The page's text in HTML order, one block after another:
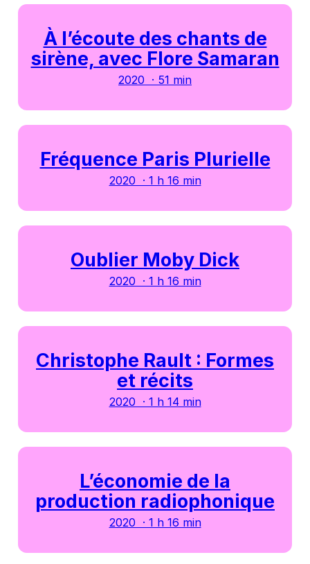
À l’écoute des chants de
sirène, avec Flore Samaran
2020 · 51 min
Fréquence Paris Plurielle
2020 · 1 h 16 min
Oublier Moby Dick
2020 · 1 h 16 min
Christophe Rault : Formes
et récits
2020 · 1 h 14 min
L’économie de la
production radiophonique
2020 · 1 h 16 min